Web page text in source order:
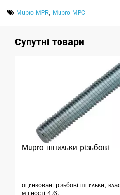
Mupro MPR Mupro MPC
Супутні товари
Mupro шпильки різьбові
оцинковані різьбові шпильки, клас
міцності 4.6..